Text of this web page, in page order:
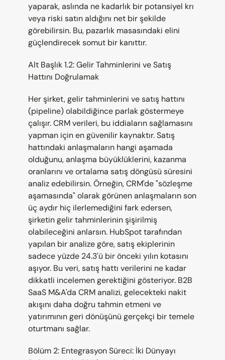
yaparak, aslında ne kadarlık bir potansiyel krı
veya riski satın aldığını net bir şekilde
görebilirsin. Bu, pazarlık masasındaki elini
güçlendirecek somut bir kanıttır.
Alt Başlık 1.2: Gelir Tahminlerini ve Satış
Hattını Doğrulamak
Her şirket, gelir tahminlerini ve satış hattını
(pipeline) olabildiğince parlak göstermeye
çalışır. CRM verileri, bu iddiaların sağlamasını
yapman için en güvenilir kaynaktır. Satış
hattındaki anlaşmaların hangi aşamada
olduğunu, anlaşma büyüklüklerini, kazanma
oranlarını ve ortalama satış döngüsü süresini
analiz edebilirsin. Örneğin, CRM'de "sözleşme
aşamasında" olarak görünen anlaşmaların son
üç aydır hiç ilerlemediğini fark edersen,
şirketin gelir tahminlerinin şişirilmiş
olabileceğini anlarsın. HubSpot tarafından
yapılan bir analize göre, satış ekiplerinin
sadece yüzde 24.3'ü bir önceki yılın kotasını
aşıyor. Bu veri, satış hattı verilerini ne kadar
dikkatli incelemen gerektiğini gösteriyor. B2B
SaaS M&A'da CRM analizi, gelecekteki nakit
akışını daha doğru tahmin etmeni ve
yatırımının geri dönüşünü gerçekçi bir temele
oturtmanı sağlar.
Bölüm 2: Entegrasyon Süreci: İki Dünyayı